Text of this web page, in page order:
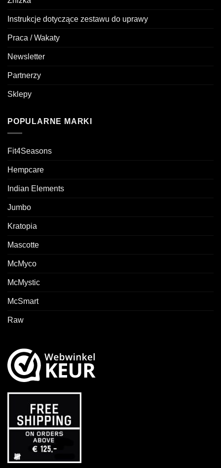
Instrukcje dotyczące zestawu do uprawy
Praca / Wakaty
Newsletter
Partnerzy
Sklepy
POPULARNE MARKI
Fit4Seasons
Hempcare
Indian Elements
Jumbo
Kratopia
Mascotte
McMyco
McMystic
McSmart
Raw